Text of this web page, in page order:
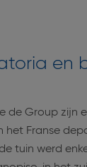
en
de Group zijn
het Franse
tuin werd